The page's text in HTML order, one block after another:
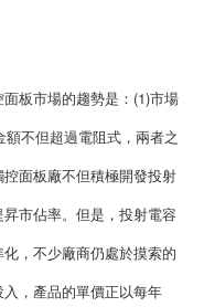
板市場的趨勢是：(1)市場
不但超過電阻式，兩者之
面板廠不但積極開發投射
市佔率。但是，投射電容
，不少廠商仍處於摸索的
，產品的單價正以每年